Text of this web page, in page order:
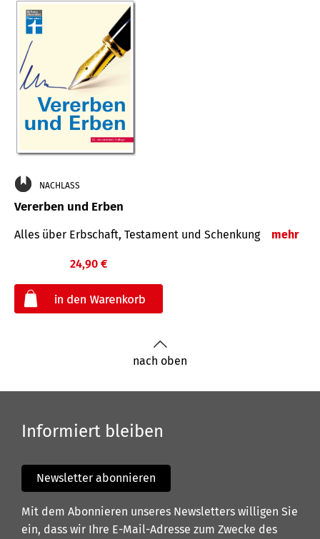
NACHLASS
Vererben und Erben
Alles über Erbschaft, Testament und Schenkung mehr
24,90 €
nach oben
Informiert bleiben
Newsletter abonnieren
Mit dem Abonnieren unseres Newsletters willigen Sie
ein, dass wir Ihre E-Mail-Adresse zum Zwecke des